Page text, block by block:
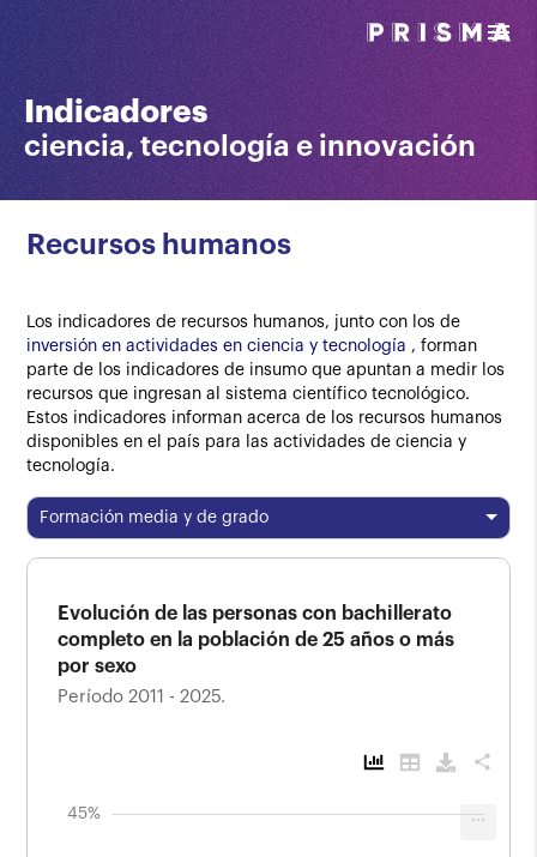
menu
Indicadores
ciencia, tecnología e innovación
Recursos humanos
Los indicadores de recursos humanos, junto con los de
inversión en actividades en ciencia y tecnología , forman
parte de los indicadores de insumo que apuntan a medir los
recursos que ingresan al sistema científico tecnológico.
Estos indicadores informan acerca de los recursos humanos
disponibles en el país para las actividades de ciencia y
tecnología.
Formación media y de grado
Evolución de las personas con bachillerato
completo en la población de 25 años o más
por sexo
Período 2011 - 2025.
share
Evolución de las personas con bachillerato
45% ...